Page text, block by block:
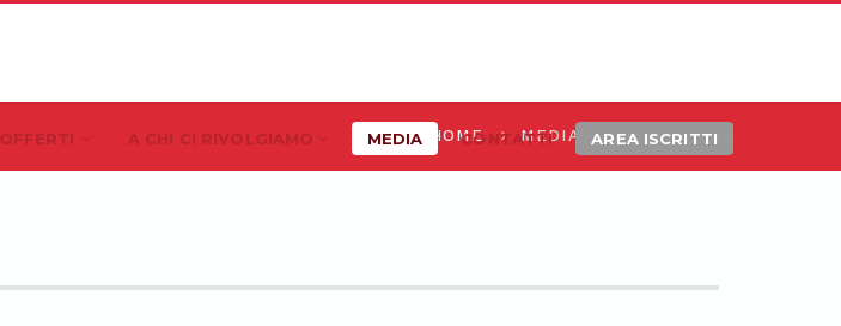
A CHI CI RIVOLGIAMO MEDIA CONTATTI AREA ISCRITTI
HOME MEDIA ELENCO